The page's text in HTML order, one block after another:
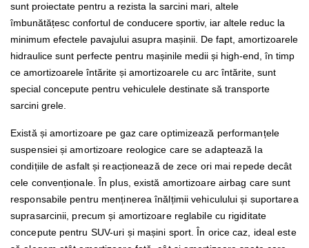
sunt proiectate pentru a rezista la sarcini mari, altele
îmbunătățesc confortul de conducere sportiv, iar altele reduc la
minimum efectele pavajului asupra mașinii. De fapt, amortizoarele
hidraulice sunt perfecte pentru mașinile medii și high-end, în timp
ce amortizoarele întărite și amortizoarele cu arc întărite, sunt
special concepute pentru vehiculele destinate să transporte
sarcini grele.
Există și amortizoare pe gaz care optimizează performanțele
suspensiei și amortizoare reologice care se adaptează la
condițiile de asfalt și reacționează de zece ori mai repede decât
cele convenționale. În plus, există amortizoare airbag care sunt
responsabile pentru menținerea înălțimii vehiculului și suportarea
suprasarcinii, precum și amortizoare reglabile cu rigiditate
concepute pentru SUV-uri și mașini sport. În orice caz, ideal este